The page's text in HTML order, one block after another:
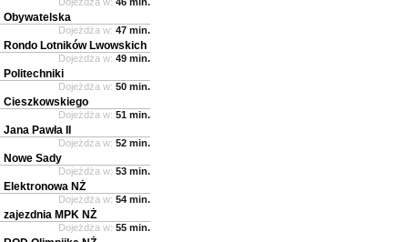
Obywatelska
Dojeżdża w: 47 min.
Rondo Lotników Lwowskich
Dojeżdża w: 49 min.
Politechniki
Dojeżdża w: 50 min.
Cieszkowskiego
Dojeżdża w: 51 min.
Jana Pawła II
Dojeżdża w: 52 min.
Nowe Sady
Dojeżdża w: 53 min.
Elektronowa NŻ
Dojeżdża w: 54 min.
zajezdnia MPK NŻ
Dojeżdża w: 55 min.